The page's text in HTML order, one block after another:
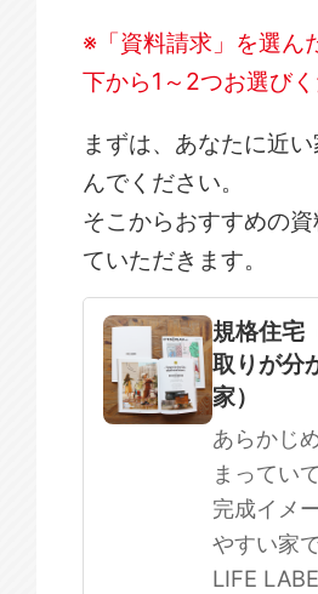
※「資料請求」を選ん
下から1～2つお選びく
まずは、あなたに近
んでください。
そこからおすすめの
ていただきます。
規格住宅
注文
SOWOOD
まだ何も決まって
規格住宅
取りが分
家）
あらかじ
まってい
完成イメ
やすい家で
LIFE